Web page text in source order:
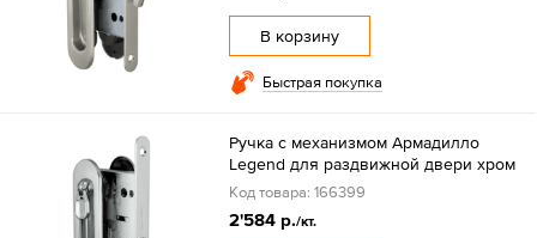
В корзину
Быстрая покупка
Ручка с механизмом Армадилло
Legend для раздвижной двери хром
Код товара: 166399
2'584 р./кт.